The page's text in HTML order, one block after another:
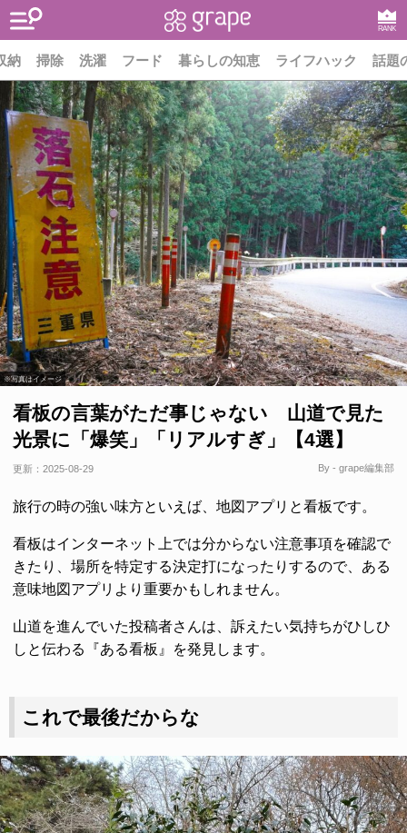
RANK
納 掃除 洗濯 フード 暮らしの知恵 ライフハック 話題
※写真はイメージ
看板の言葉がただ事じゃない 山道で見た
光景に「爆笑」「リアルすぎ」【4選】
更新： 2025-08-29 By - grape編集部
旅行の時の強い味方といえば、地図アプリと看板です。
看板はインターネット上では分からない注意事項を確認で
きたり、場所を特定する決定打になったりするので、ある
意味地図アプリより重要かもしれません。
山道を進んでいた投稿者さんは、訴えたい気持ちがひしひ
しと伝わる『ある看板』を発見します。
これで最後だからな